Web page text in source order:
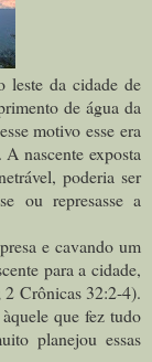
leste da cidade de
de água da
motivo esse era
nascente exposta
poderia ser
ou represasse a
e cavando um
para a cidade,
Crônicas 32:2-4).
que fez tudo
planejou essas